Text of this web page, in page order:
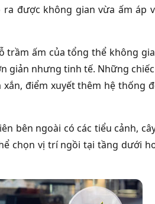
được không gian vừa ấm áp
ấm của tổng thể không
giản nhưng tinh tế. Những
điểm xuyết thêm hệ thống
bên ngoài có các tiểu cảnh,
chọn vị trí ngồi tại tầng dưới